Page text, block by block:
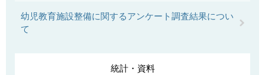
幼児教育施設整備に関するアンケート調査結果につい
て
統計・資料